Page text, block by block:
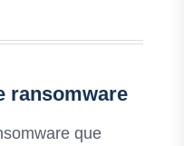
ransomware
que